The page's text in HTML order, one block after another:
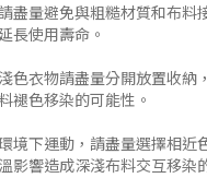
盡量避免與粗糙材質和布料
長使用壽命。
色衣物請盡量分開放置收納
褪色移染的可能性。
境下運動，請盡量選擇相近
影響造成深淺布料交互移染